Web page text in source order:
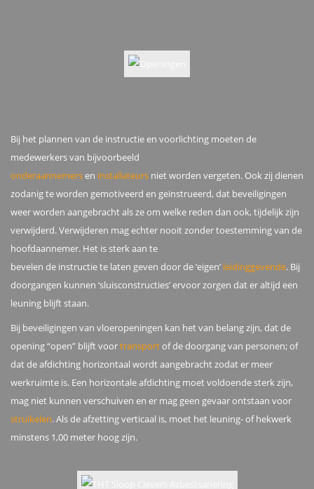
Bij het plannen van de instructie en voorlichting moeten de
medewerkers van bijvoorbeeld
onderaannemersen installateurs niet worden vergeten. Ook zij dienen
zodanig te worden gemotiveerd en geïnstrueerd, dat beveiligingen
weer worden aangebracht als ze om welke reden dan ook, tijdelijk zijn
verwijderd. Verwijderen mag echter nooit zonder toestemming van de
hoofdaannemer. Het is sterk aan te
bevelen de instructie te laten geven door de ‘eigen’ leidinggevende. Bij
doorgangen kunnen ‘sluisconstructies’ ervoor zorgen dat er altijd een
leuning blijft staan.
Bij beveiligingen van vloeropeningen kan het van belang zijn, dat de
opening “open” blijft voortransportof de doorgang van personen; of
dat de afdichting horizontaal wordt aangebracht zodat er meer
werkruimte is. Een horizontale afdichting moet voldoende sterk zijn,
mag niet kunnen verschuiven en er mag geen gevaar ontstaan voor
struikelen. Als de afzetting verticaal is, moet het leuning- of hekwerk
minstens 1,00 meter hoog zijn.